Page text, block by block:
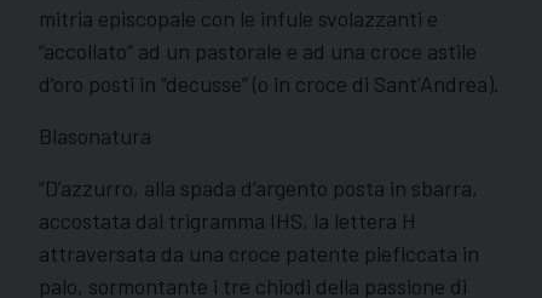
mitria episcopale con le infule svolazzanti e
“accollato” ad un pastorale e ad una croce astile
d’oro posti in “decusse” (o in croce di Sant’Andrea).
Blasonatura
“D’azzurro, alla spada d’argento posta in sbarra,
accostata dal trigramma IHS, la lettera H
attraversata da una croce patente pieficcata in
palo, sormontante i tre chiodi della passione di